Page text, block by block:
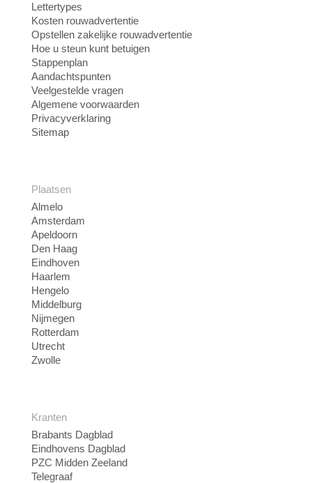
Lettertypes
Kosten rouwadvertentie
Opstellen zakelijke rouwadvertentie
Hoe u steun kunt betuigen
Stappenplan
Aandachtspunten
Veelgestelde vragen
Algemene voorwaarden
Privacyverklaring
Sitemap
Plaatsen
Almelo
Amsterdam
Apeldoorn
Den Haag
Eindhoven
Haarlem
Hengelo
Middelburg
Nijmegen
Rotterdam
Utrecht
Zwolle
Kranten
Brabants Dagblad
Eindhovens Dagblad
PZC Midden Zeeland
Telegraaf